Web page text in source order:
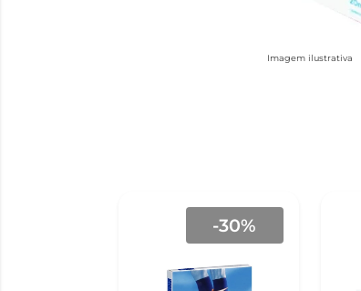
Imagem ilustrativa
-30%